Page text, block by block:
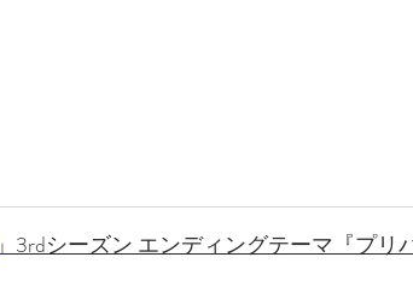
」3rdシーズン エンディングテーマ『プリ